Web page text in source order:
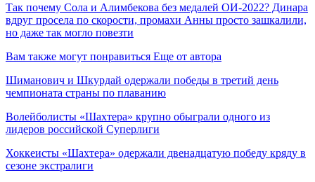
Так почему Сола и Алимбекова без медалей ОИ-2022? Динара
вдруг просела по скорости, промахи Анны просто зашкалили,
но даже так могло повезти
Вам также могут понравиться Еще от автора
Шиманович и Шкурдай одержали победы в третий день
чемпионата страны по плаванию
Волейболисты «Шахтера» крупно обыграли одного из
лидеров российской Суперлиги
Хоккеисты «Шахтера» одержали двенадцатую победу кряду в
сезоне экстралиги